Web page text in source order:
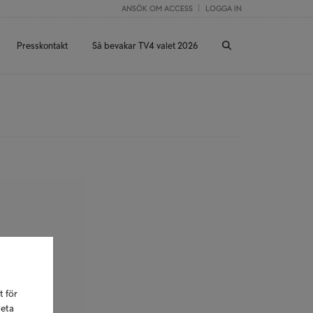
för
ANSÖK OM ACCESS LOGGA IN
Presskontakt Så bevakar TV4 valet 2026